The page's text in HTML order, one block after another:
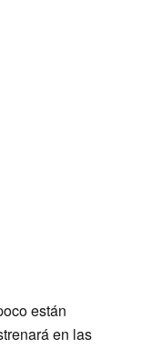
están
en las